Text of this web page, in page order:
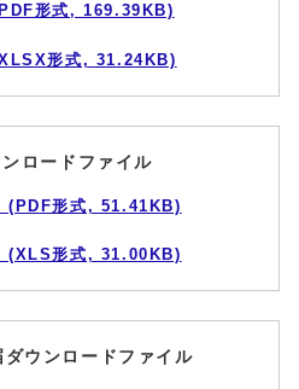
形式, 169.39KB)
形式, 31.24KB)
ロードファイル
(PDF形式, 51.41KB)
(XLS形式, 31.00KB)
ウンロードファイル